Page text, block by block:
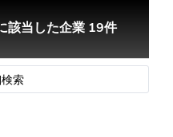
該当した企業 19件
索